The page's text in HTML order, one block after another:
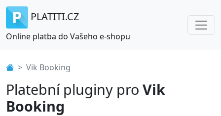
PLATITI.CZ
Online platba do Vašeho e-shopu
Vik Booking
Platební pluginy pro Vik
Booking